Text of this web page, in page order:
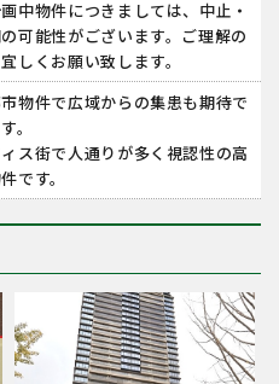
中物件につきましては、中止・
可能性がございます。ご理解の
しくお願い致します。
物件で広域からの集患も期待で
。
ス街で人通りが多く視認性の高
です。